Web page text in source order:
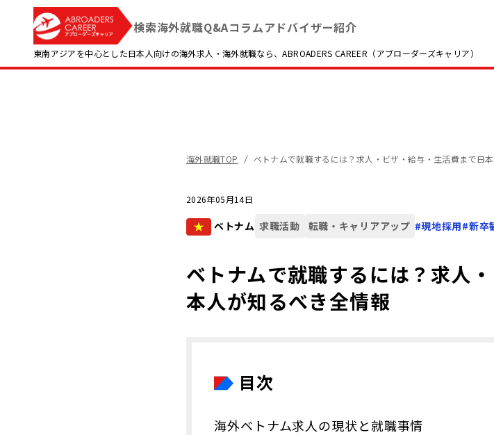
検索海外就職Q&Aコラムアドバイザー紹介
東南アジアを中心とした日本人向けの海外求人・海外就職なら、ABROADERS CAREER（アブローダーズキャリア）
海外就職TOP ベトナムで就職するには？求人・ビザ・給与・生活費まで日
2026年05月14日
ベトナム 求職活動 転職・キャリアアップ #現地採用#新卒
ベトナムで就職するには？求人
本人が知るべき全情報
目次
海外ベトナム求人の現状と就職事情